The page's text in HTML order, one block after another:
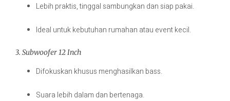
Lebih praktis, tinggal sambungkan dan siap pakai.
Ideal untuk kebutuhan rumahan atau event kecil.
3. Subwoofer 12 Inch
Difokuskan khusus menghasilkan bass.
Suara lebih dalam dan bertenaga.